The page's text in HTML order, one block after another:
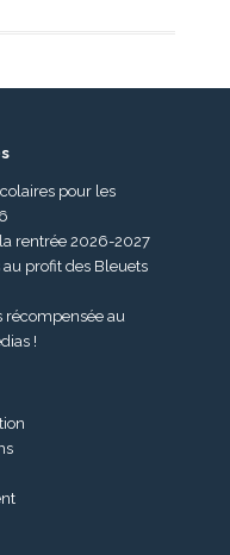
pour les
rentrée 2026-2027
profit des Bleuets
récompensée au
!